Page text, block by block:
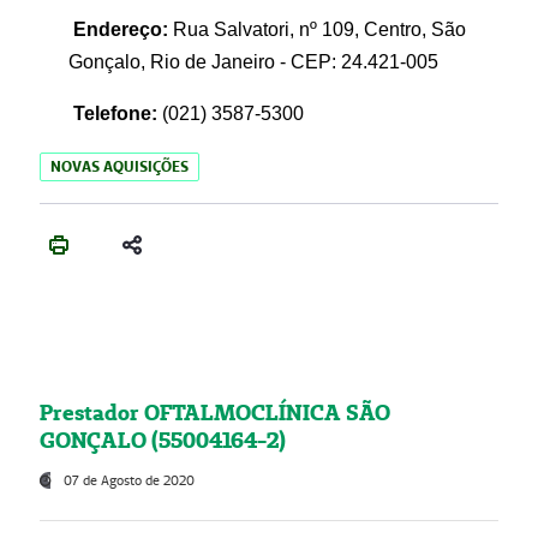
Endereço: Rua Salvatori, nº 109, Centro, São
Gonçalo, Rio de Janeiro - CEP: 24.421-005
Telefone: (021) 3587-5300
NOVAS AQUISIÇÕES
Prestador OFTALMOCLÍNICA SÃO
GONÇALO (55004164-2)
07 de Agosto de 2020